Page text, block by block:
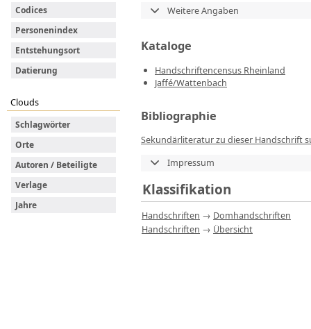
Codices
Personenindex
Entstehungsort
Datierung
Clouds
Schlagwörter
Orte
Autoren / Beteiligte
Verlage
Jahre
Weitere Angaben
Kataloge
Handschriftencensus Rheinland
Jaffé/Wattenbach
Bibliographie
Sekundärliteratur zu dieser Handschrift
Impressum
Klassifikation
Handschriften → Domhandschriften
Handschriften → Übersicht